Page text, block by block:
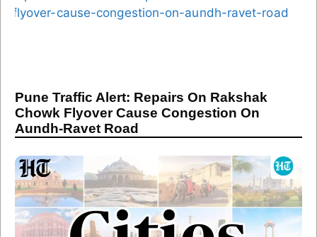
Pune Traffic Alert: Repairs On Rakshak
Chowk Flyover Cause Congestion On
Aundh-Ravet Road